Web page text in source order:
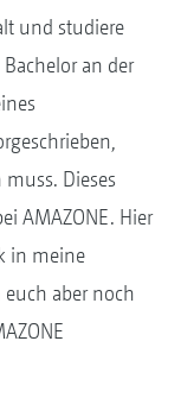
und studiere
an der
Dieses
AMAZONE. Hier
in meine
aber noch